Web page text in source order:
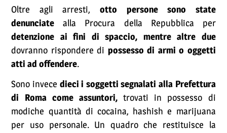
Oltre agli arresti, otto persone sono state
denunciatealla Procura della Repubblica per
detenzione ai fini di spaccio, mentre altre due
dovranno rispondere di possesso di armi o oggetti
atti ad offendere.
Sono invece dieci i soggetti segnalati alla Prefettura
di Roma come assuntori,trovati in possesso di
modiche quantità di cocaina, hashish e marijuana
per uso personale. Un quadro che restituisce la